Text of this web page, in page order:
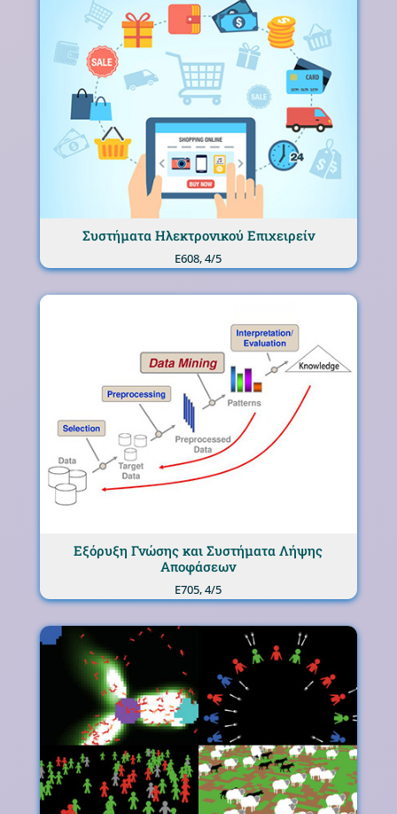
Συστήματα Ηλεκτρονικού Επιχειρείν
Ε608, 4/5
Εξόρυξη Γνώσης και Συστήματα Λήψης
Αποφάσεων
Ε705, 4/5